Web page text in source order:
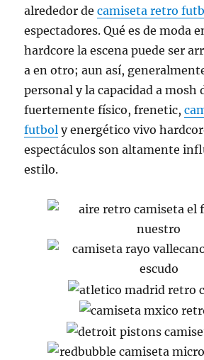
alrededor decamiseta retro
espectadores. Qué es de moda
hardcore la escena puede ser
a en otro; aun así,
personal y la capacidad a mosh
fuertemente físico, frenetic,
futbol y energético vivo
espectáculos son altamente
estilo.